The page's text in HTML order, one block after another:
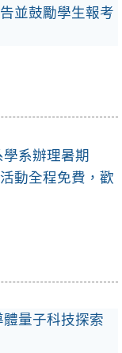
並鼓勵學生報考
系辦理暑期
動全程免費，歡
量子科技探索